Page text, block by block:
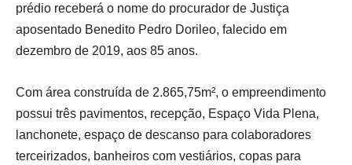
prédio receberá o nome do procurador de Justiça
aposentado Benedito Pedro Dorileo, falecido em
dezembro de 2019, aos 85 anos.
Com área construída de 2.865,75m², o empreendimento
possui três pavimentos, recepção, Espaço Vida Plena,
lanchonete, espaço de descanso para colaboradores
terceirizados, banheiros com vestiários, copas para